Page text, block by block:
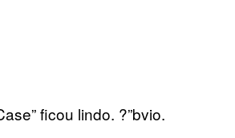
ficou lindo. ?”bvio.